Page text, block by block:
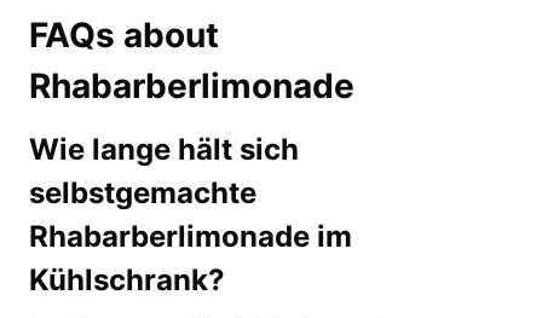
FAQs about
Rhabarberlimonade
Wie lange hält sich
selbstgemachte
Rhabarberlimonade im
Kühlschrank?